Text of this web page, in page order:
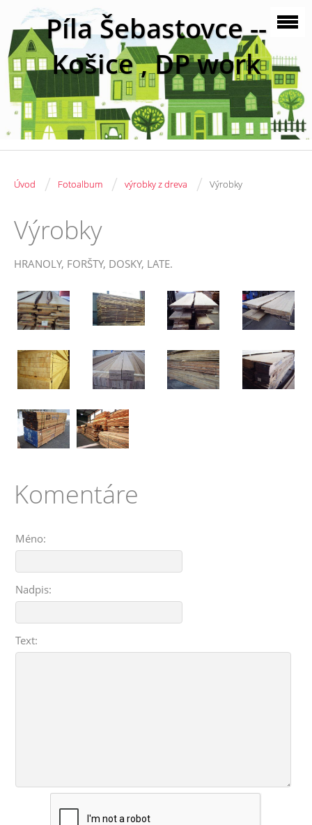
Píla Šebastovce --
Košice , DP work
Úvod / Fotoalbum / výrobky z dreva / Výrobky
Výrobky
HRANOLY, FORŠTY, DOSKY, LATE.
Komentáre
Méno:
Nadpis:
Text: